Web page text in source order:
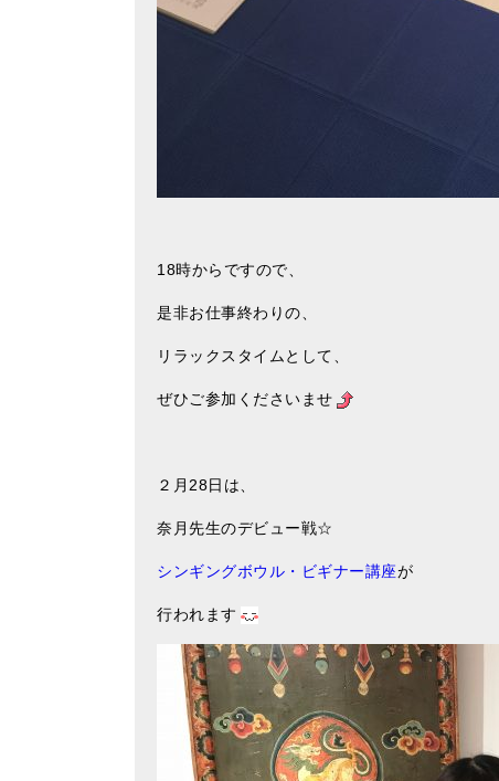
18時からですので、
是非お仕事終わりの、
リラックスタイムとして、
ぜひご参加くださいませ
２月28日は、
奈月先生のデビュー戦☆
シンギングボウル・ビギナー講座が
行われます